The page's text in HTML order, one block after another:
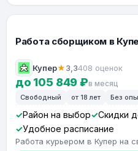
Работа сборщиком в
Купер★3,3408 оценок
до 105 849 ₽в месяц
Свободный от 18 лет Без
Район на выбор
Скидки
Удобное расписание
Работа курьером в Купер на